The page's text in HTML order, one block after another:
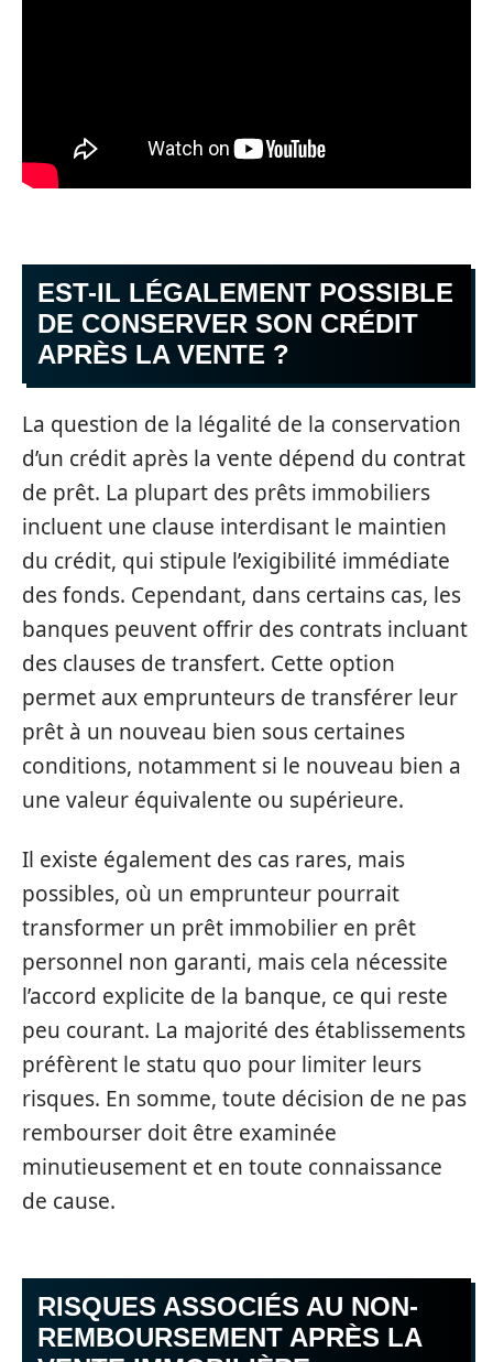
EST-IL LÉGALEMENT POSSIBLE
DE CONSERVER SON CRÉDIT
APRÈS LA VENTE ?
La question de la légalité de la conservation
d’un crédit après la vente dépend du contrat
de prêt. La plupart des prêts immobiliers
incluent une clause interdisant le maintien
du crédit, qui stipule l’exigibilité immédiate
des fonds. Cependant, dans certains cas, les
banques peuvent offrir des contrats incluant
des clauses de transfert. Cette option
permet aux emprunteurs de transférer leur
prêt à un nouveau bien sous certaines
conditions, notamment si le nouveau bien a
une valeur équivalente ou supérieure.
Il existe également des cas rares, mais
possibles, où un emprunteur pourrait
transformer un prêt immobilier en prêt
personnel non garanti, mais cela nécessite
l’accord explicite de la banque, ce qui reste
peu courant. La majorité des établissements
préfèrent le statu quo pour limiter leurs
risques. En somme, toute décision de ne pas
rembourser doit être examinée
minutieusement et en toute connaissance
de cause.
RISQUES ASSOCIÉS AU NON-
REMBOURSEMENT APRÈS LA